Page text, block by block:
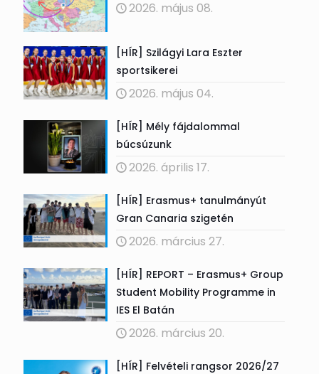
2026. május 08.
[HÍR] Szilágyi Lara Eszter
sportsikerei
2026. május 04.
[HÍR] Mély fájdalommal
búcsúzunk
2026. április 17.
[HÍR] Erasmus+ tanulmányút
Gran Canaria szigetén
2026. március 27.
[HÍR] REPORT – Erasmus+ Group
Student Mobility Programme in
IES El Batán
2026. március 20.
[HÍR] Felvételi rangsor 2026/27